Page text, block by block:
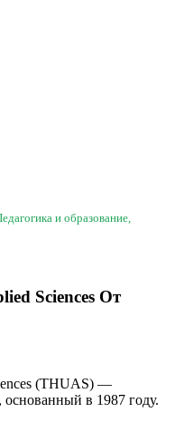
и образование,
Sciences От
(THUAS) —
в 1987 году.